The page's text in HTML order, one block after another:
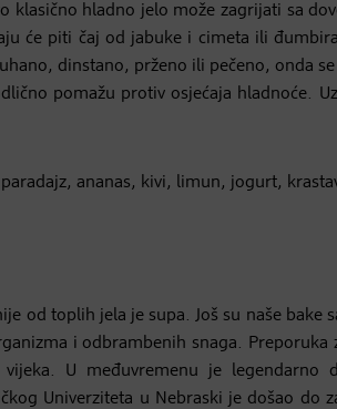
klasično hladno jelo može zagrijati sa
će piti čaj od jabuke i cimeta ili
dinstano, prženo ili pečeno, onda
pomažu protiv osjećaja hladnoće.
ananas, kivi, limun, jogurt,
od toplih jela je supa. Još su naše bake
i odbrambenih snaga.
vijeka. U međuvremenu je
Univerziteta u Nebraski je došao do